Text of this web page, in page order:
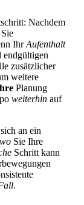
Nachdem
IhrAufenthalt
endgültigen
zusätzlicher
weitere
Planung
weiterhin auf
an ein
wo Sie Ihre
Schritt kann
.